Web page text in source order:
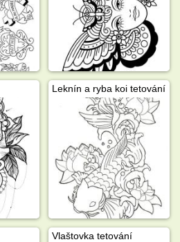
Leknín a ryba koi tetování
Vlaštovka tetování